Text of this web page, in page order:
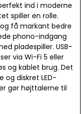
ind i moderne
spiller en rolle.
få markant bedre
phono-indgang
pladespiller. USB-
via Wi-Fi 5 eller
og kablet brug. Det
diskret LED-
gør højttalerne til